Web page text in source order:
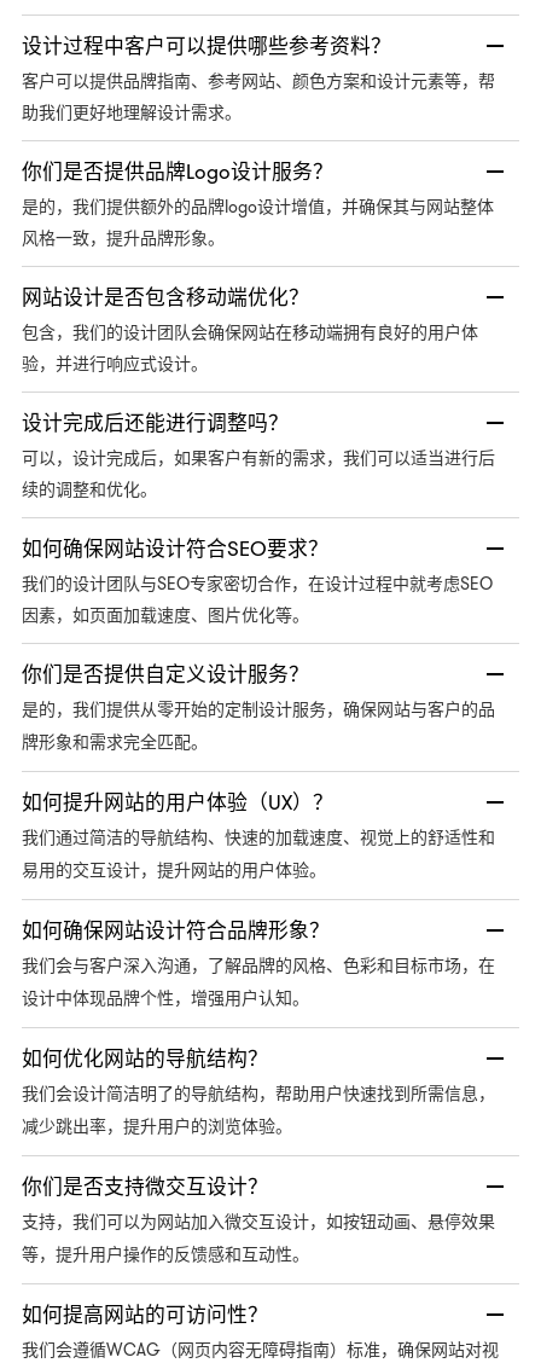
设计过程中客户可以提供哪些参考资料？
客户可以提供品牌指南、参考网站、颜色方案和设计元素等，帮
助我们更好地理解设计需求。
你们是否提供品牌Logo设计服务？
是的，我们提供额外的品牌logo设计增值，并确保其与网站整体
风格一致，提升品牌形象。
网站设计是否包含移动端优化？
包含，我们的设计团队会确保网站在移动端拥有良好的用户体
验，并进行响应式设计。
设计完成后还能进行调整吗？
可以，设计完成后，如果客户有新的需求，我们可以适当进行后
续的调整和优化。
如何确保网站设计符合SEO要求？
我们的设计团队与SEO专家密切合作，在设计过程中就考虑SEO
因素，如页面加载速度、图片优化等。
你们是否提供自定义设计服务？
是的，我们提供从零开始的定制设计服务，确保网站与客户的品
牌形象和需求完全匹配。
如何提升网站的用户体验（UX）？
我们通过简洁的导航结构、快速的加载速度、视觉上的舒适性和
易用的交互设计，提升网站的用户体验。
如何确保网站设计符合品牌形象？
我们会与客户深入沟通，了解品牌的风格、色彩和目标市场，在
设计中体现品牌个性，增强用户认知。
如何优化网站的导航结构？
我们会设计简洁明了的导航结构，帮助用户快速找到所需信息，
减少跳出率，提升用户的浏览体验。
你们是否支持微交互设计？
支持，我们可以为网站加入微交互设计，如按钮动画、悬停效果
等，提升用户操作的反馈感和互动性。
如何提高网站的可访问性？
我们会遵循WCAG（网页内容无障碍指南）标准，确保网站对视